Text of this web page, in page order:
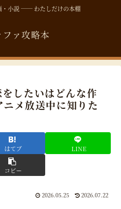
・小説 ── わたしだけの本棚
ファ攻略本
したいはどんな作
メ放送中に知りた
はてブ LINE
コピー
2026.05.25 2026.07.22